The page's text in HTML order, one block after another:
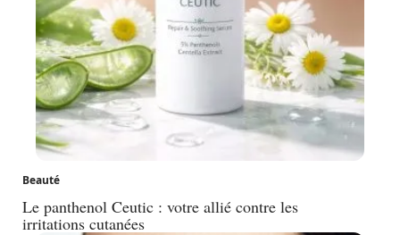
Beauté
Le panthenol Ceutic : votre allié contre les
irritations cutanées